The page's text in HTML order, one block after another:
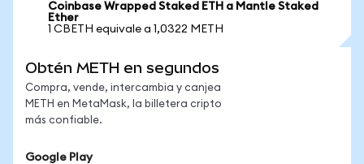
Coinbase Wrapped Staked ETH a Mantle Staked
Ether
1 CBETH equivale a 1,0322 METH
Obtén METH en segundos
Compra, vende, intercambia y canjea
METH en MetaMask, la billetera cripto
más confiable.
Google Play